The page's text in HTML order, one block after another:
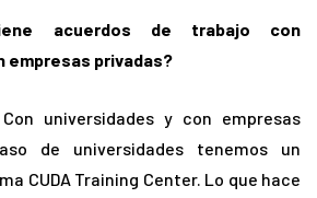
acuerdos de trabajo con
empresas privadas?
Con universidades y con empresas
de universidades tenemos un
CUDA Training Center. Lo que hace